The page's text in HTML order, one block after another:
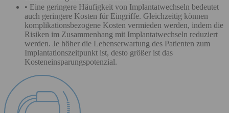
• Eine geringere Häufigkeit von Implantatwechseln bedeutet
auch geringere Kosten für Eingriffe. Gleichzeitig können
komplikationsbezogene Kosten vermieden werden, indem die
Risiken im Zusammenhang mit Implantatwechseln reduziert
werden. Je höher die Lebenserwartung des Patienten zum
Implantationszeitpunkt ist, desto größer ist das
Kosteneinsparungspotenzial.